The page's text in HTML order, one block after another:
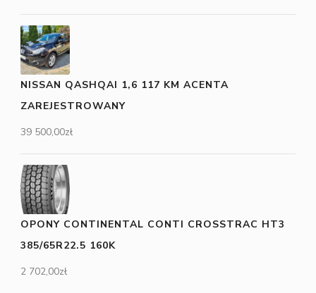
NISSAN QASHQAI 1,6 117 KM ACENTA
ZAREJESTROWANY
39 500,00zł
OPONY CONTINENTAL CONTI CROSSTRAC HT3
385/65R22.5 160K
2 702,00zł